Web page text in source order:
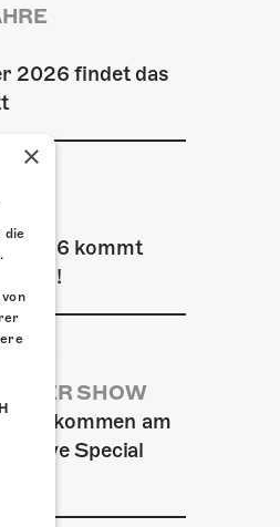
2026 findet das
2026 kommt
SHOW
kommen am
Special
×
die